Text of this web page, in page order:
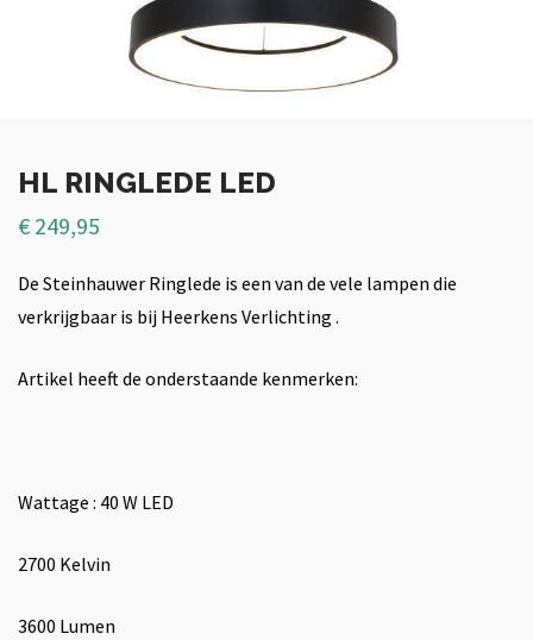
HL RINGLEDE LED
€ 249,95
De Steinhauwer Ringlede is een van de vele lampen die
verkrijgbaar is bij Heerkens Verlichting .
Artikel heeft de onderstaande kenmerken:
Wattage : 40 W LED
2700 Kelvin
3600 Lumen